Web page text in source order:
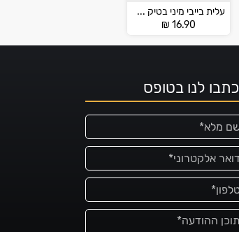
עלית בייבי מיני בטיק – ELITE BABY
₪ 16.90
כתבו לנו בטופס